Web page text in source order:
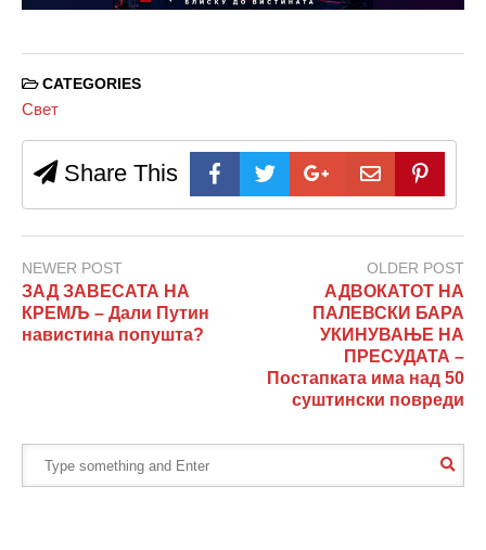
CATEGORIES
Свет
Share This
NEWER POST
ЗАД ЗАВЕСАТА НА
КРЕМЉ – Дали Путин
навистина попушта?
OLDER POST
АДВОКАТОТ НА
ПАЛЕВСКИ БАРА
УКИНУВАЊЕ НА
ПРЕСУДАТА –
Постапката има над 50
суштински повреди